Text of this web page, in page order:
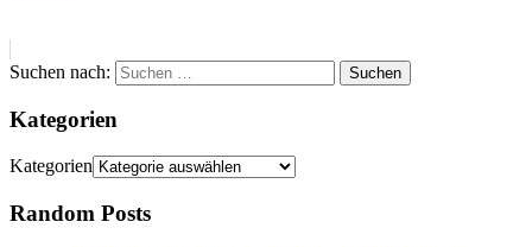
Suchen nach: Suchen
Kategorien
Kategorien
Random Posts